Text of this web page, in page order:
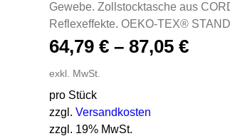
Gewebe. Zollstocktasche aus
Reflexeffekte. OEKO-TEX®
64,79 €– 87,05 €
exkl. MwSt.
pro Stück
zzgl. Versandkosten
zzgl. 19% MwSt.